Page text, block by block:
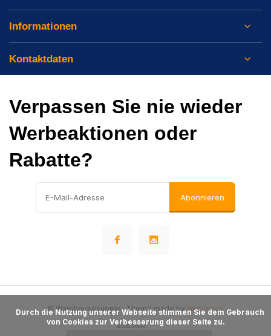
Informationen
Kontaktdaten
Verpassen Sie nie wieder
Werbeaktionen oder
Rabatte?
Abonnieren
Sitemap
© Warehousesupply- Theme made by Webdinge
von Cookies zur Verbesserung dieser Seite zu.